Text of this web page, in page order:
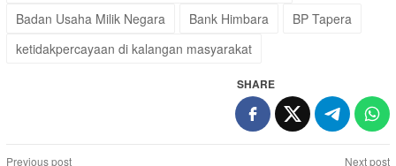
Badan Usaha Milik Negara
Bank Himbara
BP Tapera
ketidakpercayaan di kalangan masyarakat
SHARE
Previous post Next post